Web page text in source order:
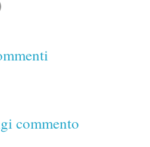
commento